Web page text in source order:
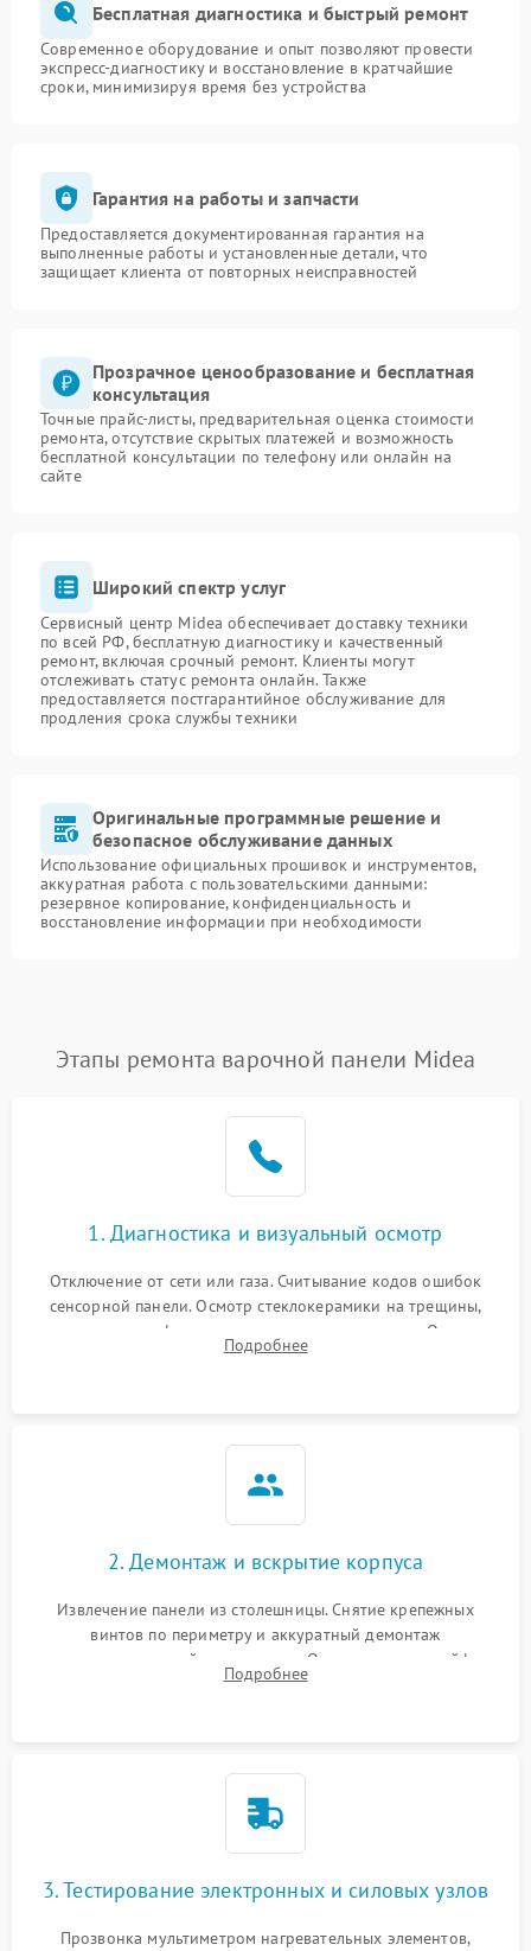
Бесплатная диагностика и быстрый ремонт
Современное оборудование и опыт позволяют провести
экспресс-диагностику и восстановление в кратчайшие
сроки, минимизируя время без устройства
Гарантия на работы и запчасти
Предоставляется документированная гарантия на
выполненные работы и установленные детали, что
защищает клиента от повторных неисправностей
Прозрачное ценообразование и бесплатная
консультация
Точные прайс-листы, предварительная оценка стоимости
ремонта, отсутствие скрытых платежей и возможность
бесплатной консультации по телефону или онлайн на
сайте
Широкий спектр услуг
Сервисный центр Midea обеспечивает доставку техники
по всей РФ, бесплатную диагностику и качественный
ремонт, включая срочный ремонт. Клиенты могут
отслеживать статус ремонта онлайн. Также
предоставляется постгарантийное обслуживание для
продления срока службы техники
Оригинальные программные решение и
безопасное обслуживание данных
Использование официальных прошивок и инструментов,
аккуратная работа с пользовательскими данными:
резервное копирование, конфиденциальность и
восстановление информации при необходимости
Этапы ремонта варочной панели Midea
1. Диагностика и визуальный осмотр
Отключение от сети или газа. Считывание кодов ошибок
сенсорной панели. Осмотр стеклокерамики на трещины,
проверка конфорок на равномерность нагрева. Опрос
клиента о симптомах (не включается, не видит посуду,
Подробнее
2. Демонтаж и вскрытие корпуса
Извлечение панели из столешницы. Снятие крепежных
винтов по периметру и аккуратный демонтаж
стеклокерамической поверхности. Отсоединение шлейфов
сенсорного блока для доступа к силовым платам, катушкам
Подробнее
3. Тестирование электронных и силовых узлов
Прозвонка мультиметром нагревательных элементов,